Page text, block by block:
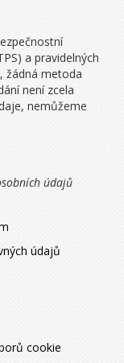
a pravidelných
žádná metoda
není zcela
nemůžeme
údajů
údajů
cookie